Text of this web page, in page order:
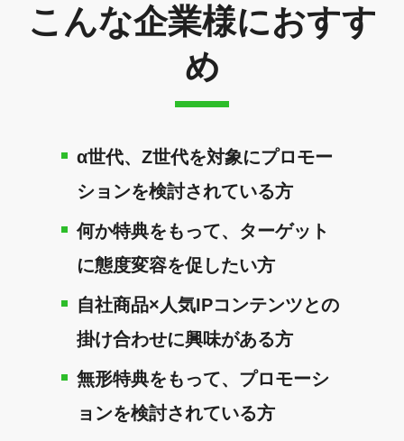
こんな企業様におすす
め
α世代、Z世代を対象にプロモー
ションを検討されている方
何か特典をもって、ターゲット
に態度変容を促したい方
自社商品×人気IPコンテンツとの
掛け合わせに興味がある方
無形特典をもって、プロモーシ
ョンを検討されている方